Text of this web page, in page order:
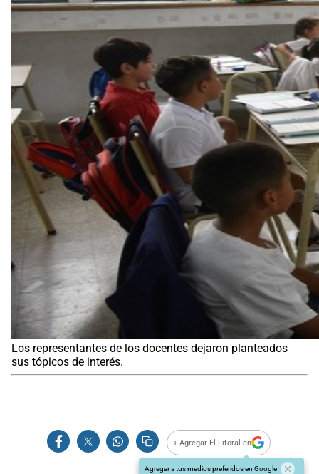
Los representantes de los docentes dejaron planteados
sus tópicos de interés.
+ Agregar El Litoral en
Agregar a tus medios preferidos en Google